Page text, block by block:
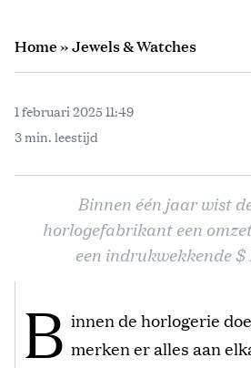
Home»Jewels & Watches
1 februari 2025 11:49
3 min. leestijd
Binnen één jaar wist
horlogefabrikant een
een indrukwekkende $
B innen de horlogerie
merken er alles aan